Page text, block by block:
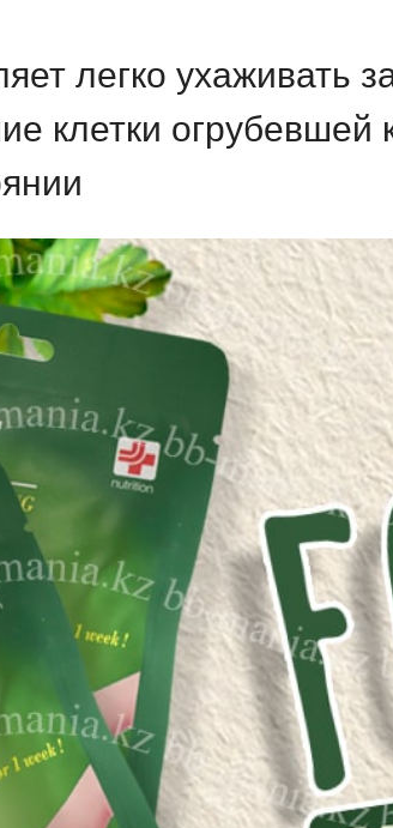
легко ухаживать
клетки огрубевшей